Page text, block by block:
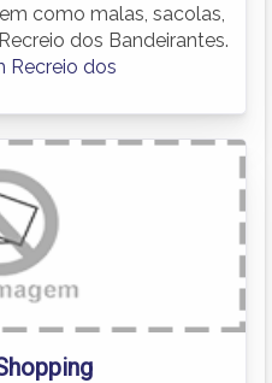
como malas, sacolas,
dos Bandeirantes.
Recreio dos